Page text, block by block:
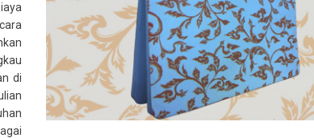
di